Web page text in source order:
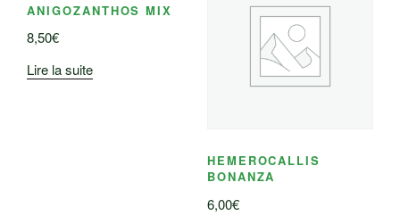
ANIGOZANTHOS MIX
8,50€
Lire la suite
HEMEROCALLIS
BONANZA
6,00€